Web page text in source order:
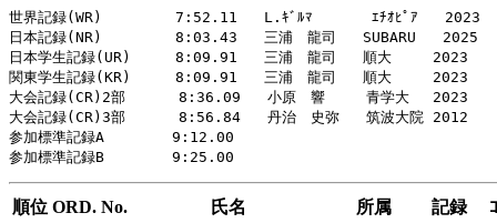
世界記録(WR)   　　  7:52.11   L.ｷﾞﾙﾏ   　  ｴﾁｵﾋﾟｱ   2023
日本記録(NR)   　　  8:03.43   三浦　龍司   SUBARU   2025
日本学生記録(UR)     8:09.91   三浦　龍司   順大 　  2023
関東学生記録(KR)     8:09.91   三浦　龍司   順大 　  2023
大会記録(CR)2部      8:36.09   小原　響   　青学大 　2023
大会記録(CR)3部      8:56.84   丹治　史弥   筑波大院 2012
参加標準記録A     　 9:12.00
順位 ORD. No. 氏名 所属 記録